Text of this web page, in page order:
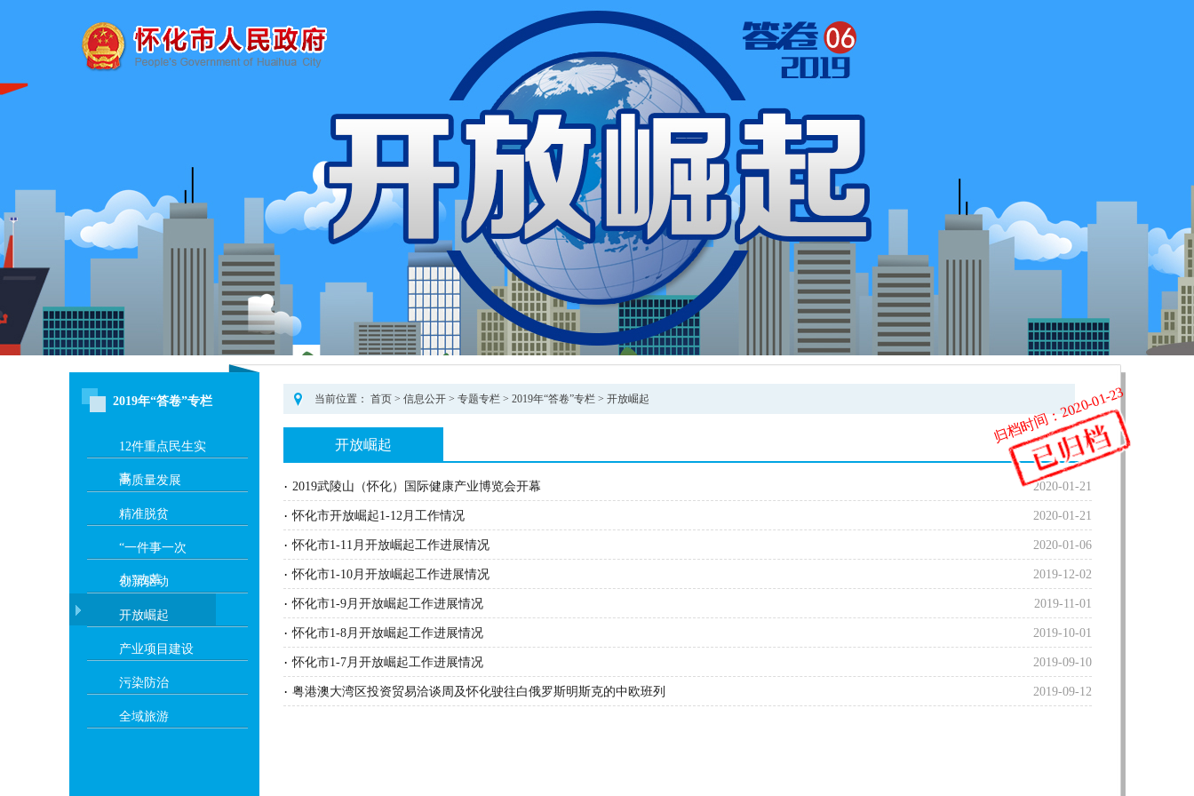
2019年“答卷”专栏
12件重点民生实
事
高质量发展
精准脱贫
“一件事一次
办”改革
创新驱动
开放崛起
产业项目建设
污染防治
全域旅游
当前位置： 首页> 信息公开> 专题专栏> 2019年“答卷”专栏> 开放崛起
开放崛起
2020-01-21
· 2019武陵山（怀化）国际健康产业博览会开幕
2020-01-21
· 怀化市开放崛起1-12月工作情况
2020-01-06
· 怀化市1-11月开放崛起工作进展情况
2019-12-02
· 怀化市1-10月开放崛起工作进展情况
2019-11-01
· 怀化市1-9月开放崛起工作进展情况
2019-10-01
· 怀化市1-8月开放崛起工作进展情况
2019-09-10
· 怀化市1-7月开放崛起工作进展情况
2019-09-12
· 粤港澳大湾区投资贸易洽谈周及怀化驶往白俄罗斯明斯克的中欧班列
归档时间：2020-01-23